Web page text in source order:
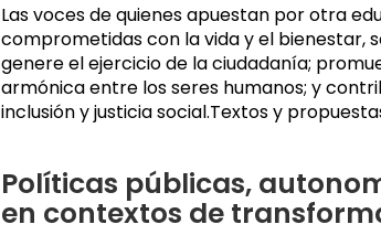
Las voces de quienes apuestan por otra
comprometidas con la vida y el bienestar,
genere el ejercicio de la ciudadanía;
armónica entre los seres humanos; y
inclusión y justicia social.Textos y
Políticas públicas,
en contextos de